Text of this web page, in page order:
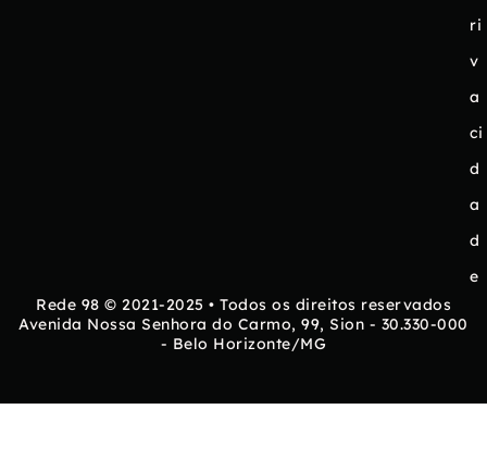
ri
v
a
ci
d
a
d
e
Rede 98 © 2021-2025 • Todos os direitos reservados
Avenida Nossa Senhora do Carmo, 99, Sion - 30.330-000
- Belo Horizonte/MG